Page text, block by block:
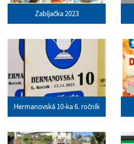
Zabíjačka 2023
Hermanovská 10-ka 6. ročník